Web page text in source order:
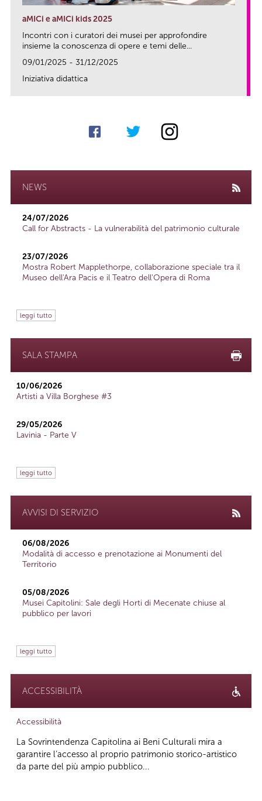
aMICi e aMICi kids 2025
Incontri con i curatori dei musei per approfondire
insieme la conoscenza di opere e temi delle...
09/01/2025 - 31/12/2025
Iniziativa didattica
NEWS
24/07/2026
Call for Abstracts - La vulnerabilità del patrimonio culturale
23/07/2026
Mostra Robert Mapplethorpe, collaborazione speciale tra il
Museo dell'Ara Pacis e il Teatro dell'Opera di Roma
leggi tutto
SALA STAMPA
10/06/2026
Artisti a Villa Borghese #3
29/05/2026
Lavinia - Parte V
leggi tutto
AVVISI DI SERVIZIO
06/08/2026
Modalità di accesso e prenotazione ai Monumenti del
Territorio
05/08/2026
Musei Capitolini: Sale degli Horti di Mecenate chiuse al
pubblico per lavori
leggi tutto
ACCESSIBILITÀ
Accessibilità
La Sovrintendenza Capitolina ai Beni Culturali mira a
garantire l’accesso al proprio patrimonio storico-artistico
da parte del più ampio pubblico...